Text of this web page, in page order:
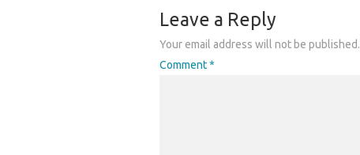
Leave a Reply
Your email address will not be published.
Comment*